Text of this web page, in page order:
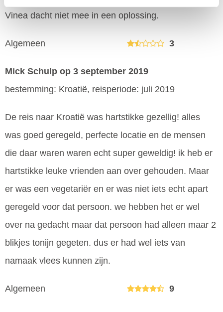
Vinea dacht niet mee in een oplossing.
Algemeen 3
Mick Schulp op 3 september 2019
bestemming: Kroatië, reisperiode: juli 2019
De reis naar Kroatië was hartstikke gezellig! alles
was goed geregeld, perfecte locatie en de mensen
die daar waren waren echt super geweldig! ik heb er
hartstikke leuke vrienden aan over gehouden. Maar
er was een vegetariër en er was niet iets echt apart
geregeld voor dat persoon. we hebben het er wel
over na gedacht maar dat persoon had alleen maar 2
blikjes tonijn gegeten. dus er had wel iets van
namaak vlees kunnen zijn.
Algemeen 9